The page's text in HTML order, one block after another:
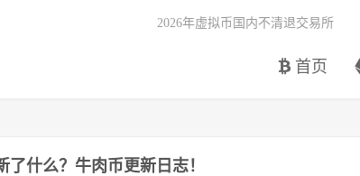
首页
2026年虚拟币国内不清退交易所
什么？牛肉币更新日志！